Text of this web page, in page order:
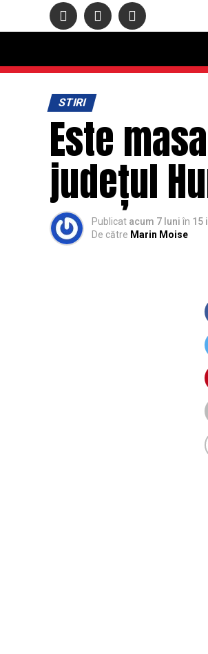
STIRI
Este
județul
Publicat acum 7 luni în 15
De către Marin Moise